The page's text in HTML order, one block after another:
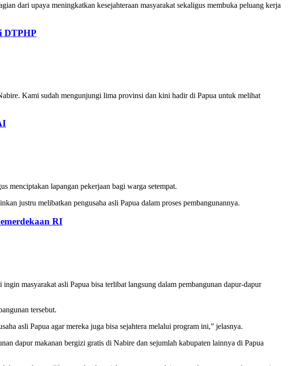
dari upaya meningkatkan kesejahteraan masyarakat sekaligus membuka peluang kerja
DTPHP
Kami sudah mengunjungi lima provinsi dan kini hadir di Papua untuk melihat
menciptakan lapangan pekerjaan bagi warga setempat.
justru melibatkan pengusaha asli Papua dalam proses pembangunannya.
RI
masyarakat asli Papua bisa terlibat langsung dalam pembangunan dapur-dapur
tersebut.
asli Papua agar mereka juga bisa sejahtera melalui program ini,” jelasnya.
dapur makanan bergizi gratis di Nabire dan sejumlah kabupaten lainnya di Papua